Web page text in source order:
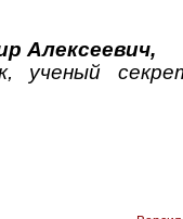
Алексеевич,
ученый